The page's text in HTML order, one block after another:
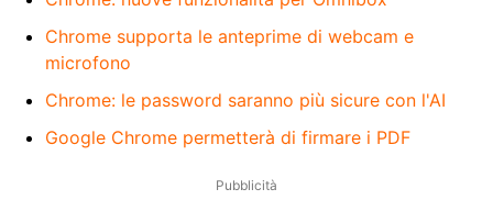
Chrome supporta le anteprime di webcam e
microfono
Chrome: le password saranno più sicure con l'AI
Google Chrome permetterà di firmare i PDF
Pubblicità